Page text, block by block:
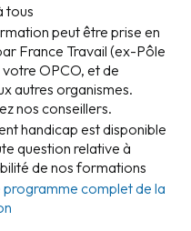
tous
peut être prise en
France Travail (ex-Pôle
OPCO, et de
autres organismes.
nos conseillers.
handicap est disponible
question relative à
de nos formations
programme complet de la